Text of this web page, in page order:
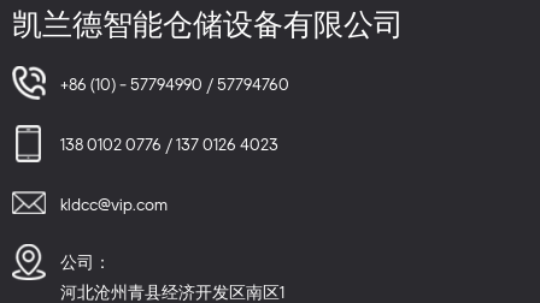
凯兰德智能仓储设备有限公司
+86 (10) - 57794990 / 57794760
138 0102 0776 / 137 0126 4023
kldcc@vip.com
公司：
河北沧州青县经济开发区南区1